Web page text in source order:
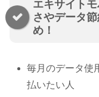
エキサイト
さやデータ
め！
毎月のデータ使
払いたい人